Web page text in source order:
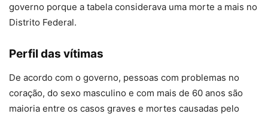
governo porque a tabela considerava uma morte a mais no
Distrito Federal.
Perfil das vítimas
De acordo com o governo, pessoas com problemas no
coração, do sexo masculino e com mais de 60 anos são
maioria entre os casos graves e mortes causadas pelo